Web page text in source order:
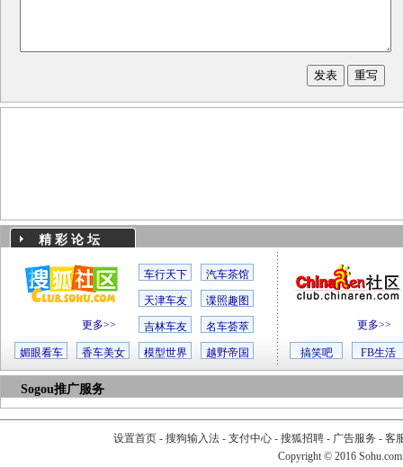
精 彩 论 坛
更多>>
车行天下 汽车茶馆
天津车友 谍照趣图
吉林车友 名车荟萃
媚眼看车 香车美女 模型世界 越野帝国
更多>>
搞笑吧 FB生活
Sogou推广服务
设置首页- 搜狗输入法- 支付中心- 搜狐招聘- 广告服务 - 客
Copyright © 2016